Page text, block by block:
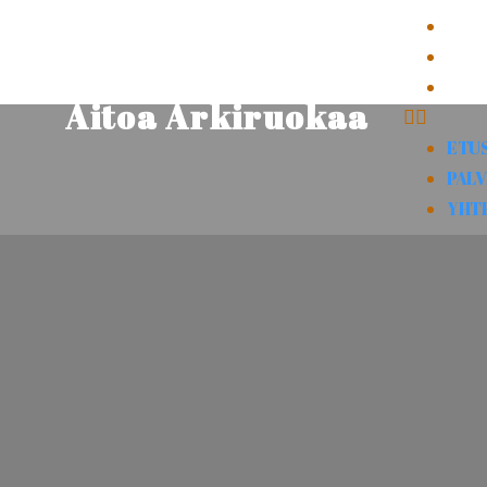
Aitoa Arkiruokaa